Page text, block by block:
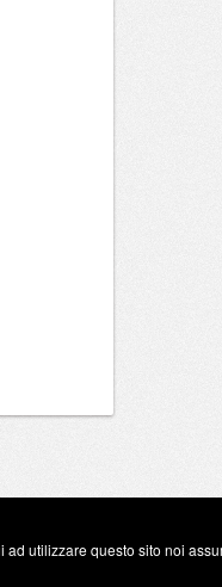
utilizzare questo sito noi